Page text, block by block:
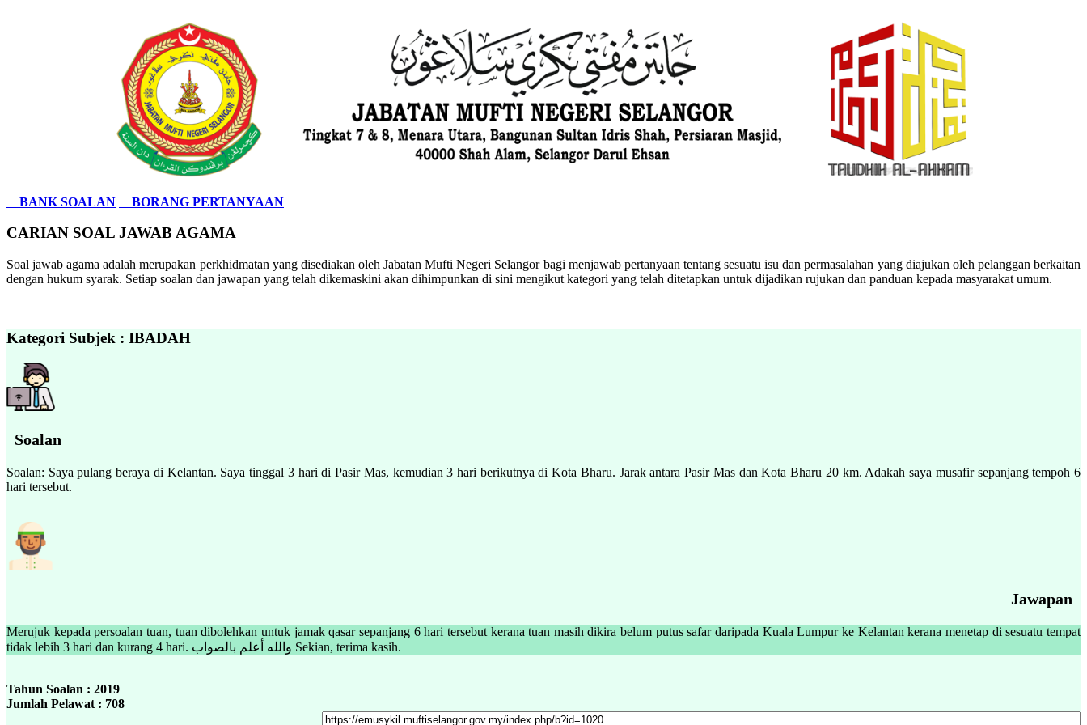
BANK SOALAN BORANG PERTANYAAN
CARIAN SOAL JAWAB AGAMA
Soal jawab agama adalah merupakan perkhidmatan yang disediakan oleh Jabatan Mufti Negeri Selangor bagi menjawab pertanyaan tentang sesuatu isu dan permasalahan yang diajukan oleh pelanggan berkaitan
dengan hukum syarak. Setiap soalan dan jawapan yang telah dikemaskini akan dihimpunkan di sini mengikut kategori yang telah ditetapkan untuk dijadikan rujukan dan panduan kepada masyarakat umum.
Kategori Subjek : IBADAH
Soalan
Soalan: Saya pulang beraya di Kelantan. Saya tinggal 3 hari di Pasir Mas, kemudian 3 hari berikutnya di Kota Bharu. Jarak antara Pasir Mas dan Kota Bharu 20 km. Adakah saya musafir sepanjang tempoh 6
hari tersebut.
Jawapan
Merujuk kepada persoalan tuan, tuan dibolehkan untuk jamak qasar sepanjang 6 hari tersebut kerana tuan masih dikira belum putus safar daripada Kuala Lumpur ke Kelantan kerana menetap di sesuatu tempat
tidak lebih 3 hari dan kurang 4 hari. والله أعلم بالصواب Sekian, terima kasih.
Tahun Soalan : 2019
Jumlah Pelawat : 708